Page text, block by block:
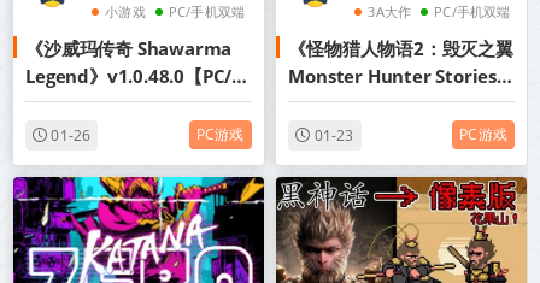
小游戏 PC/手机双端
模拟
《沙威玛传奇 Shawarma
Legend》v1.0.48.0【PC/手
机双端】丨中文版网盘下载
01-26 PC游戏
3A大作 PC/手机双端
角色扮演
《怪物猎人物语2：毁灭之翼
Monster Hunter Stories
2: Wings of Ruin》v1.6.1-
全DLC+送修改器【PC/手机
01-23 PC游戏